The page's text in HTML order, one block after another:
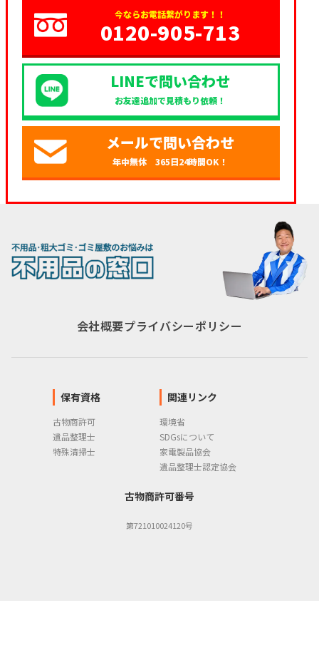
今ならお電話繋がります！！
0120-905-713
LINEで問い合わせ
お友達追加で見積もり依頼！
メールで問い合わせ
年中無休 365日24時間OK！
会社概要プライバシーポリシー
保有資格
古物商許可
遺品整理士
特殊清掃士
関連リンク
環境省
SDGsについて
家電製品協会
遺品整理士認定協会
古物商許可番号
第721010024120号